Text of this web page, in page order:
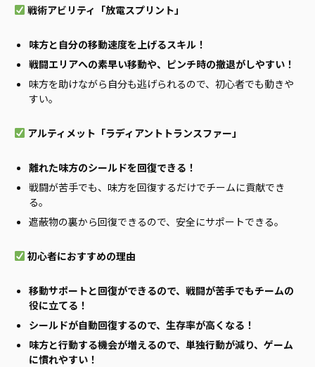
戦術アビリティ「放電スプリント」
味方と自分の移動速度を上げるスキル！
戦闘エリアへの素早い移動や、ピンチ時の撤退がしやすい！
味方を助けながら自分も逃げられるので、初心者でも動きや
すい。
アルティメット「ラディアントトランスファー」
離れた味方のシールドを回復できる！
戦闘が苦手でも、味方を回復するだけでチームに貢献でき
る。
遮蔽物の裏から回復できるので、安全にサポートできる。
初心者におすすめの理由
移動サポートと回復ができるので、戦闘が苦手でもチームの
役に立てる！
シールドが自動回復するので、生存率が高くなる！
味方と行動する機会が増えるので、単独行動が減り、ゲーム
に慣れやすい！